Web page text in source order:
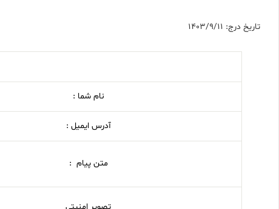
تاریخ درج: 1403/9/11
نام شما :
آدرس ایمیل :
متن پیام :